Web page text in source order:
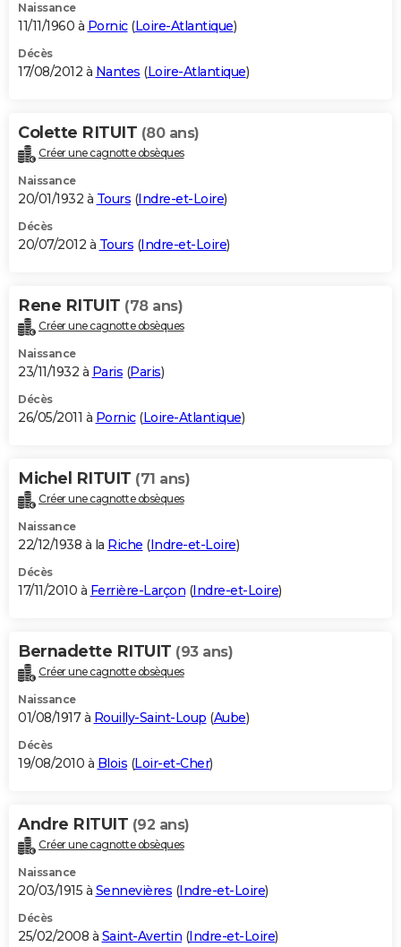
Naissance
11/11/1960 à Pornic(Loire-Atlantique)
Décès
17/08/2012 à Nantes (Loire-Atlantique)
Colette RITUIT (80 ans)
Créer une cagnotte obsèques
Naissance
20/01/1932 à Tours (Indre-et-Loire)
Décès
20/07/2012 à Tours (Indre-et-Loire)
Rene RITUIT (78 ans)
Créer une cagnotte obsèques
Naissance
23/11/1932 à Paris (Paris)
Décès
26/05/2011 à Pornic(Loire-Atlantique)
Michel RITUIT (71 ans)
Créer une cagnotte obsèques
Naissance
22/12/1938 à la Riche (Indre-et-Loire)
Décès
17/11/2010 à Ferrière-Larçon (Indre-et-Loire)
Bernadette RITUIT (93 ans)
Créer une cagnotte obsèques
Naissance
01/08/1917 à Rouilly-Saint-Loup (Aube)
Décès
19/08/2010 à Blois (Loir-et-Cher)
Andre RITUIT (92 ans)
Créer une cagnotte obsèques
Naissance
20/03/1915 à Sennevières (Indre-et-Loire)
Décès
25/02/2008 à Saint-Avertin (Indre-et-Loire)